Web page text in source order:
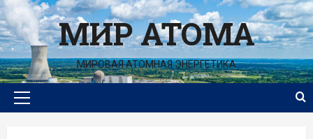
Перейти
к
содержимомуМИР АТОМА
МИРОВАЯ АТОМНАЯ ЭНЕРГЕТИКА
Основное